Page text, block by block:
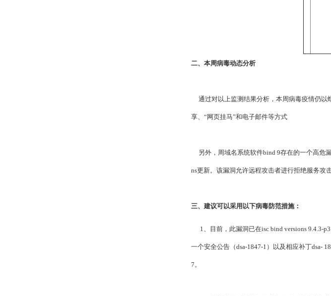
二、本周病毒动态分析
通过对以上监测结果分析，本周病毒疫情仍以
享、“网页挂马”和电子邮件等方式
另外，周域名系统软件bind 9存在的一个高危
ns更新。该漏洞允许远程攻击者进行拒绝服务攻
三、建议可以采用以下病毒防范措施：
1、 目前，此漏洞已在isc bind versions 9.4.3-
一个安全公告（dsa-1847-1）以及相应补丁dsa-
7。